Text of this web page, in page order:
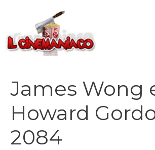
contenuto
James Wong
Howard
2084